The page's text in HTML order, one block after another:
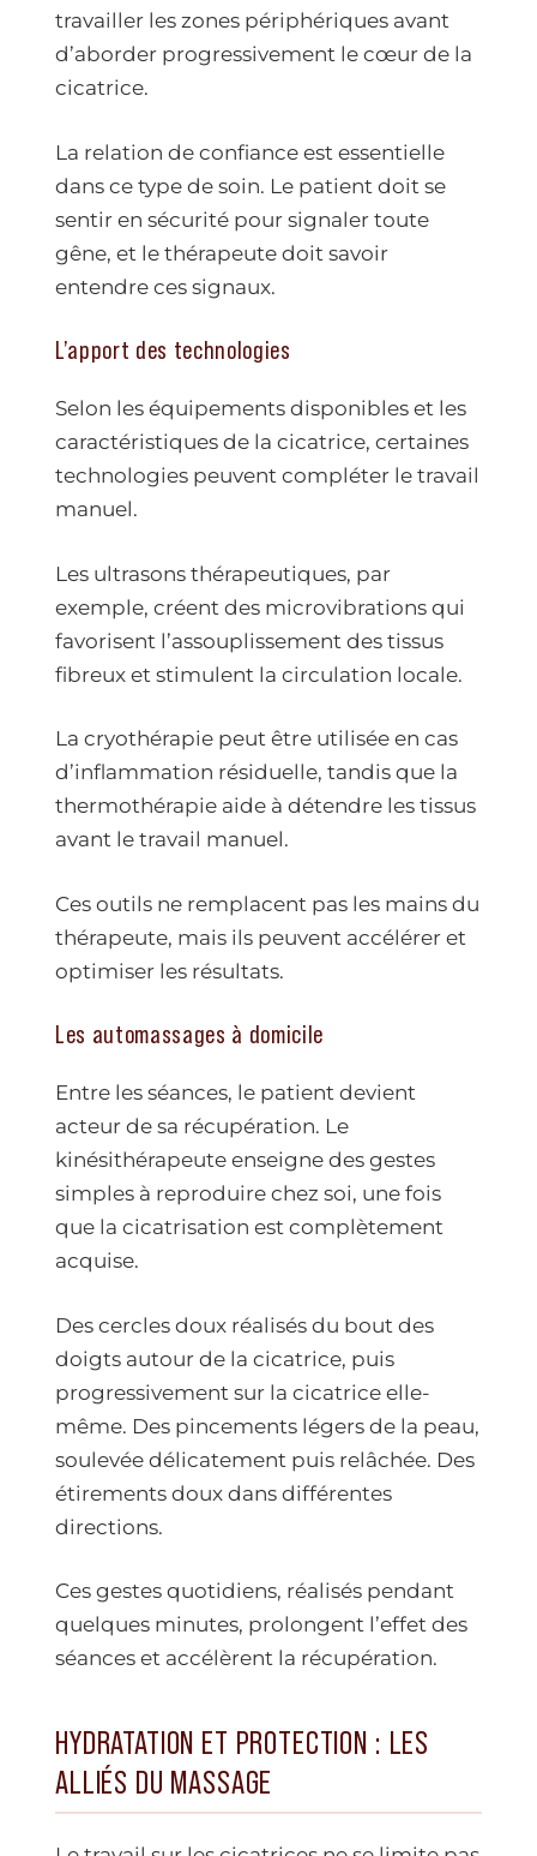
travailler les zones périphériques avant
d’aborder progressivement le cœur de la
cicatrice.
La relation de confiance est essentielle
dans ce type de soin. Le patient doit se
sentir en sécurité pour signaler toute
gêne, et le thérapeute doit savoir
entendre ces signaux.
L’apport des technologies
Selon les équipements disponibles et les
caractéristiques de la cicatrice, certaines
technologies peuvent compléter le travail
manuel.
Les ultrasons thérapeutiques, par
exemple, créent des microvibrations qui
favorisent l’assouplissement des tissus
fibreux et stimulent la circulation locale.
La cryothérapie peut être utilisée en cas
d’inflammation résiduelle, tandis que la
thermothérapie aide à détendre les tissus
avant le travail manuel.
Ces outils ne remplacent pas les mains du
thérapeute, mais ils peuvent accélérer et
optimiser les résultats.
Les automassages à domicile
Entre les séances, le patient devient
acteur de sa récupération. Le
kinésithérapeute enseigne des gestes
simples à reproduire chez soi, une fois
que la cicatrisation est complètement
acquise.
Des cercles doux réalisés du bout des
doigts autour de la cicatrice, puis
progressivement sur la cicatrice elle-
même. Des pincements légers de la peau,
soulevée délicatement puis relâchée. Des
étirements doux dans différentes
directions.
Ces gestes quotidiens, réalisés pendant
quelques minutes, prolongent l’effet des
séances et accélèrent la récupération.
HYDRATATION ET PROTECTION : LES
ALLIÉS DU MASSAGE